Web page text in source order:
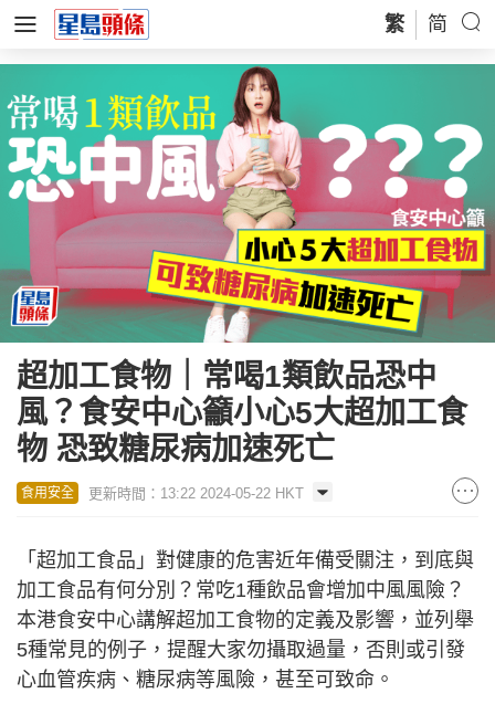
繁 简
超加工食物｜常喝1類飲品恐中
風？食安中心籲小心5大超加工食
物 恐致糖尿病加速死亡
食用安全 更新時間：13:22 2024-05-22 HKT
「超加工食品」對健康的危害近年備受關注，到底與
加工食品有何分別？常吃1種飲品會增加中風風險？
本港食安中心講解超加工食物的定義及影響，並列舉
5種常見的例子，提醒大家勿攝取過量，否則或引發
心血管疾病、糖尿病等風險，甚至可致命。